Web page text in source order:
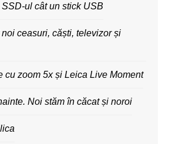
ul cât un stick USB
ceasuri, căști, televizor și
cu zoom 5x și Leica Live Moment
Noi stăm în căcat și noroi